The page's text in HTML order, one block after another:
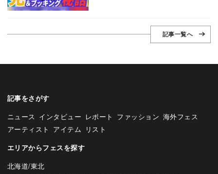
記事一覧へ
記事をさがす
ニュース インタビュー レポート ファッション 海外フェス
アーティスト アイテム
リスト
エリアからフェスを探す
北海道/東北